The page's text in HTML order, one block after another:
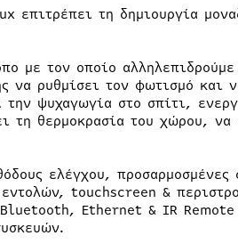
επιτρέπει τη δημιουργία
με τον οποίο
ρυθμίσει τον φωτισμό και
την ψυχαγωγία στο σπίτι,
τη θερμοκρασία του χώρου, να
ελέγχου, προσαρμοσμένες
touchscreen &
Ethernet & IR